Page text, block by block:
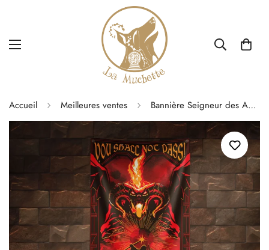
Accueil Meilleures ventes Bannière Seigneur des Anneaux